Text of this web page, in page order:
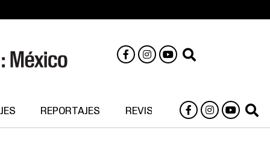
REPORTAJES REVISTA DIGITAL